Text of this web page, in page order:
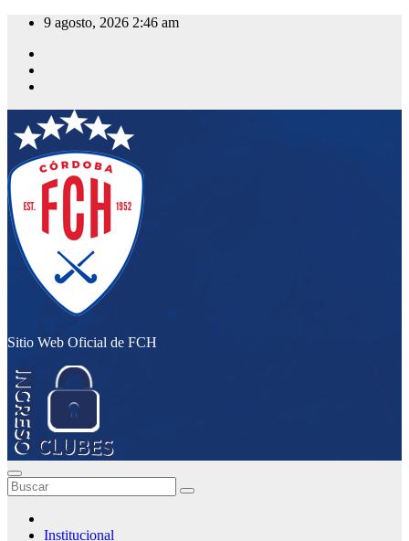
Saltar
contenido
9 agosto, 2026 2:46 am
Sitio Web Oficial de FCH
Institucional